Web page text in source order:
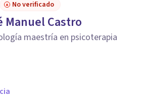
No verificado
Manuel Castro
maestría en psicoterapia